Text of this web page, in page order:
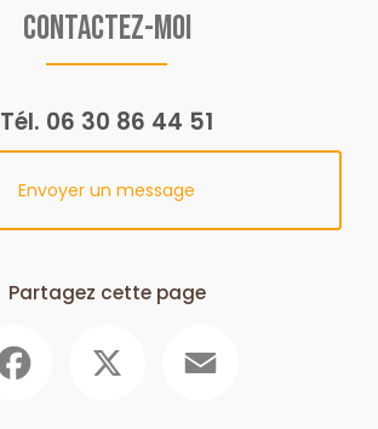
Contactez-moi
Tél. 06 30 86 44 51
Envoyer un message
Partagez cette page